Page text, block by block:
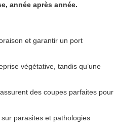
année après année.
et garantir un port
végétative, tandis qu’une
des coupes parfaites pour
parasites et pathologies